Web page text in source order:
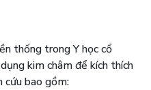
thống trong Y học cổ
kim châm để kích thích
cứu bao gồm: